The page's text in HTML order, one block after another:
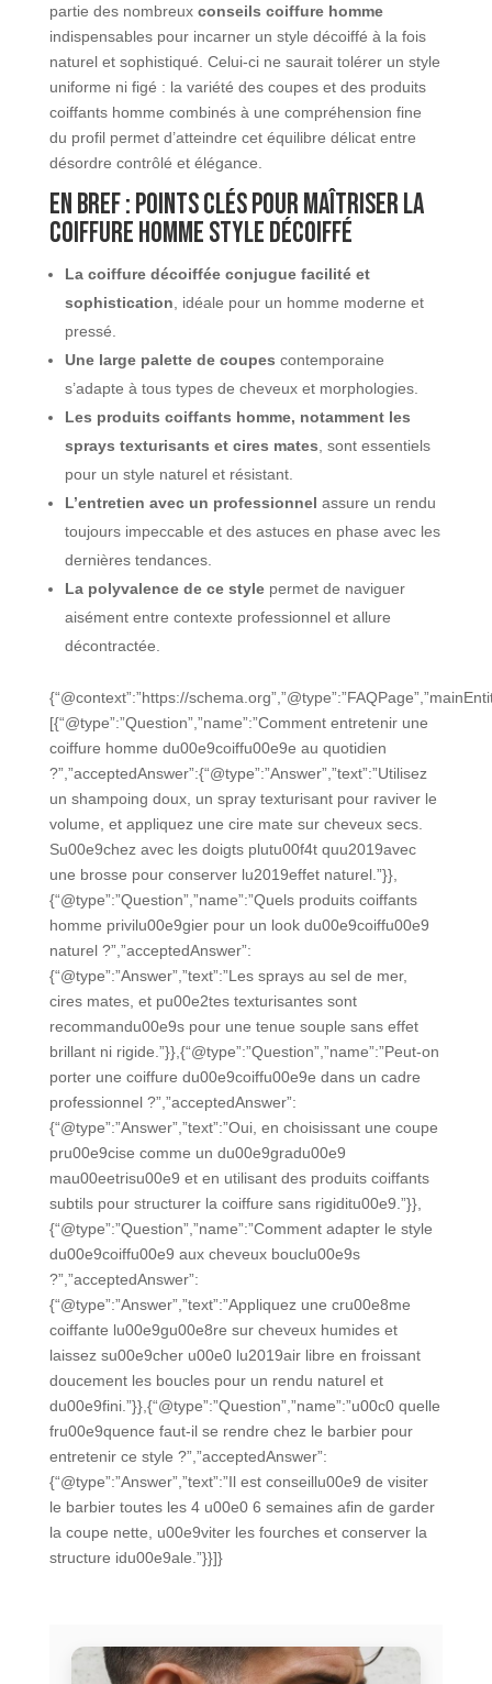
partie des nombreux conseils coiffure homme
indispensables pour incarner un style décoiffé à la fois
naturel et sophistiqué. Celui-ci ne saurait tolérer un style
uniforme ni figé : la variété des coupes et des produits
coiffants homme combinés à une compréhension fine
du profil permet d’atteindre cet équilibre délicat entre
désordre contrôlé et élégance.
En bref : points clés pour maîtriser la
coiffure homme style décoiffé
La coiffure décoiffée conjugue facilité et
sophistication , idéale pour un homme moderne et
pressé.
Une large palette de coupes contemporaine
s’adapte à tous types de cheveux et morphologies.
Les produits coiffants homme, notamment les
sprays texturisants et cires mates , sont essentiels
pour un style naturel et résistant.
L’entretien avec un professionnel assure un rendu
toujours impeccable et des astuces en phase avec les
dernières tendances.
La polyvalence de ce stylepermet de naviguer
aisément entre contexte professionnel et allure
décontractée.
{“@context”:”https://
[{“@type”:”Question”,”name”:”Comment entretenir une
coiffure homme du00e9coiffu00e9e au quotidien
?”,”acceptedAnswer”:{“@type”:”Answer”,”text”:”Utilisez
un shampoing doux, un spray texturisant pour raviver le
volume, et appliquez une cire mate sur cheveux secs.
Su00e9chez avec les doigts plutu00f4t quu2019avec
une brosse pour conserver lu2019effet naturel.”}},
{“@type”:”Question”,”name”:”Quels produits coiffants
homme privilu00e9gier pour un look du00e9coiffu00e9
naturel ?”,”acceptedAnswer”:
{“@type”:”Answer”,”text”:”Les sprays au sel de mer,
cires mates, et pu00e2tes texturisantes sont
recommandu00e9s pour une tenue souple sans effet
brillant ni rigide.”}},{“@type”:”Question”,”name”:”Peut-on
porter une coiffure du00e9coiffu00e9e dans un cadre
professionnel ?”,”acceptedAnswer”:
{“@type”:”Answer”,”text”:”Oui, en choisissant une coupe
pru00e9cise comme un du00e9gradu00e9
mau00eetrisu00e9 et en utilisant des produits coiffants
subtils pour structurer la coiffure sans rigiditu00e9.”}},
{“@type”:”Question”,”name”:”Comment adapter le style
du00e9coiffu00e9 aux cheveux bouclu00e9s
?”,”acceptedAnswer”:
{“@type”:”Answer”,”text”:”Appliquez une cru00e8me
coiffante lu00e9gu00e8re sur cheveux humides et
laissez su00e9cher u00e0 lu2019air libre en froissant
doucement les boucles pour un rendu naturel et
du00e9fini.”}},{“@type”:”Question”,”name”:”u00c0 quelle
fru00e9quence faut-il se rendre chez le barbier pour
entretenir ce style ?”,”acceptedAnswer”:
{“@type”:”Answer”,”text”:”Il est conseillu00e9 de visiter
le barbier toutes les 4 u00e0 6 semaines afin de garder
la coupe nette, u00e9viter les fourches et conserver la
structure idu00e9ale.”}}]}